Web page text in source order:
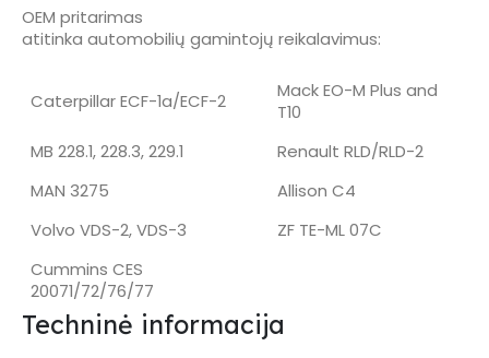
OEM pritarimas
atitinka automobilių gamintojų reikalavimus:
Caterpillar ECF-1a/ECF-2
Mack EO-M Plus and
T10
MB 228.1, 228.3, 229.1
Renault RLD/RLD-2
MAN 3275
Allison C4
Volvo VDS-2, VDS-3
ZF TE-ML 07C
Cummins CES
20071/72/76/77
Techninė informacija